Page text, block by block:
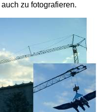
zu fotografieren.